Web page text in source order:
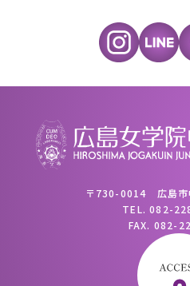
〒730-0014 広島市
TEL.082-
FAX. 082-